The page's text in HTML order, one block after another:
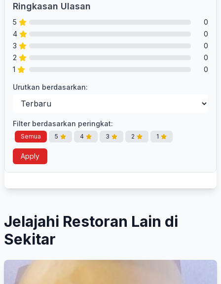
Ringkasan Ulasan
5
0
4
0
3
0
2
0
1
0
Urutkan berdasarkan:
Filter berdasarkan peringkat:
Semua 5 4 3 2 1
Apply
Jelajahi Restoran Lain di
Sekitar